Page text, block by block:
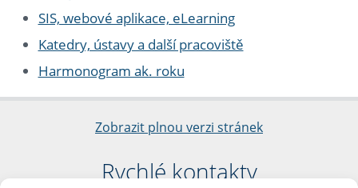
SIS, webové aplikace, eLearning
Katedry, ústavy a další pracoviště
Harmonogram ak. roku
Zobrazit plnou verzi stránek
Rychlé kontakty